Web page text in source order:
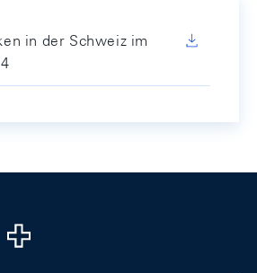
in der Schweiz im
company/swiss-national-
@swissnationalbank